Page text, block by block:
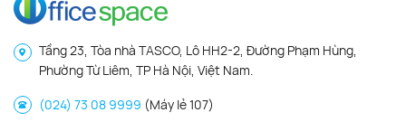
Tầng 23, Tòa nhà TASCO, Lô HH2-2, Đường Phạm Hùng,
Phường Từ Liêm, TP Hà Nội, Việt Nam.
(024) 73 08 9999 (Máy lẻ 107)